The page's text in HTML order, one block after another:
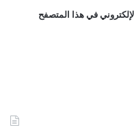
في هذا المتصفح